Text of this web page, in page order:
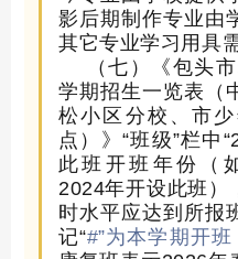
影后期制作专业由
其它专业学习用具
（七 ）《包头
学期招生一览表（
松小区分校、市少
点）》 “班级”栏中“
此班开班年份（
2024年开设此班）
时水平应达到所报
记“#”为本学期开班